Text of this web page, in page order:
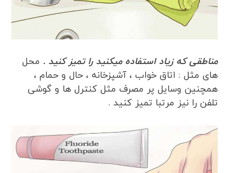
مناطقی که زیاد استفاده میکنید را تمیز کنید . محل
های مثل : اتاق خواب ، آشپزخانه ، حال و حمام ،
همچنین وسایل پر مصرف مثل کنترل ها و گوشی
تلفن را نیز مرتبا تمیز کنید .